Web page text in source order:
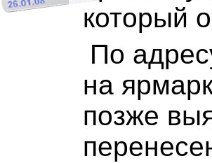
который
По
на
позже